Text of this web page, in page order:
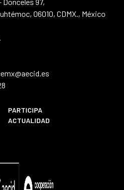
Donceles 97,
06010, CDMX., México
PARTICIPA
ACTUALIDAD